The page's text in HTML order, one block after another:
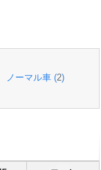
ノーマル車 (2)